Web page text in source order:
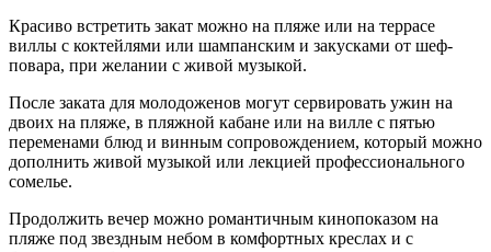
Красиво встретить закат можно на пляже или на террасе
виллы с коктейлями или шампанским и закусками от шеф-
повара, при желании с живой музыкой.
После заката для молодоженов могут сервировать ужин на
двоих на пляже, в пляжной кабане или на вилле с пятью
переменами блюд и винным сопровождением, который можно
дополнить живой музыкой или лекцией профессионального
сомелье.
Продолжить вечер можно романтичным кинопоказом на
пляже под звездным небом в комфортных креслах и с